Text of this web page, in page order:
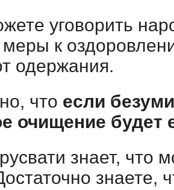
уговорить
меры к
одержания.
что если
очищение
знает, что
знаете,